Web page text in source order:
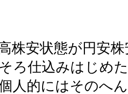
株安状態が円安
ろ仕込みはじめ
人的にはそのへ